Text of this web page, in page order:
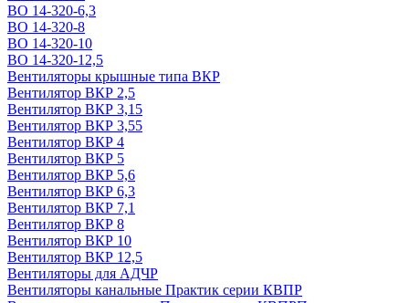
ВО 14-320-6,3
ВО 14-320-8
ВО 14-320-10
ВО 14-320-12,5
Вентиляторы крышные типа ВКР
Вентилятор ВКР 2,5
Вентилятор ВКР 3,15
Вентилятор ВКР 3,55
Вентилятор ВКР 4
Вентилятор ВКР 5
Вентилятор ВКР 5,6
Вентилятор ВКР 6,3
Вентилятор ВКР 7,1
Вентилятор ВКР 8
Вентилятор ВКР 10
Вентилятор ВКР 12,5
Вентиляторы для АДЧР
Вентиляторы канальные Практик серии КВПР